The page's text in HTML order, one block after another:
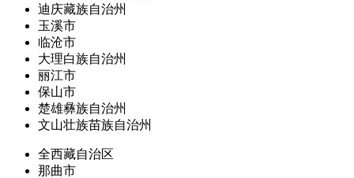
迪庆藏族自治州
玉溪市
临沧市
大理白族自治州
丽江市
保山市
楚雄彝族自治州
文山壮族苗族自治州
全西藏自治区
那曲市